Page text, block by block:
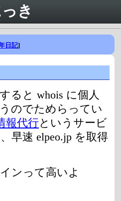
き
日記]
ると whois に個人
のでためらってい
報代行というサービ
早速 elpeo.jp を取得
ンって高いよ